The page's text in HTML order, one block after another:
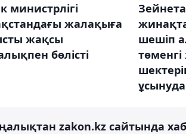
министрлігі
жалақыға
жақсы
бөлісті
шешіп
төменгі
ұсынуда
zakon.kz сайтында